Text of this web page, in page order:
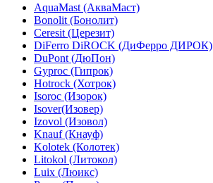
AquaMast (АкваМаст)
Bonolit (Бонолит)
Ceresit (Церезит)
DiFerro DiROCK (ДиФерро ДИРОК)
DuPont (ДюПон)
Gyproc (Гипрок)
Hotrock (Хотрок)
Isoroc (Изорок)
Isover(Изовер)
Izovol (Изовол)
Knauf (Кнауф)
Kolotek (Колотек)
Litokol (Литокол)
Luix (Люикс)